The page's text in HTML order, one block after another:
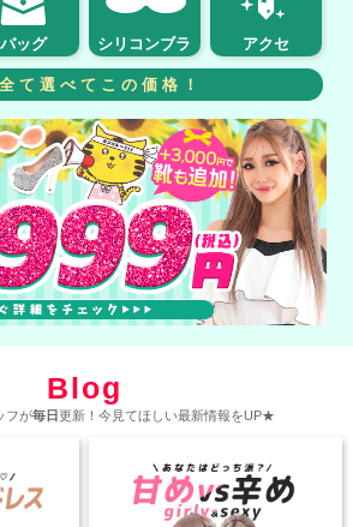
バッグ シリコンブラ アクセ
て選べてこの価格！
Blog
フが毎日更新！今見てほしい最新情報をUP★